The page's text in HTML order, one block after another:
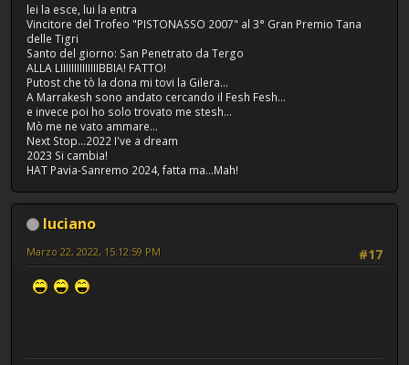
lei la esce, lui la entra
Vincitore del Trofeo "PISTONASSO 2007" al 3° Gran Premio Tana
delle Tigri
Santo del giorno: San Penetrato da Tergo
ALLA LIIIIIIIIIIIIIIBBIA! FATTO!
Putost che tò la dona mi tovi la Gilera...
A Marrakesh sono andato cercando il Fesh Fesh...
e invece poi ho solo trovato me stesh...
Mò me ne vato ammare...
Next Stop...2022 I've a dream
2023 Si cambia!
HAT Pavia-Sanremo 2024, fatta ma...Mah!
luciano
#17
Marzo 22, 2022, 15:12:59 PM